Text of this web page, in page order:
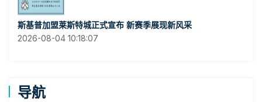
斯基普加盟莱斯特城正式宣布 新赛季展现新风采
2026-08-04 10:18:07
导航